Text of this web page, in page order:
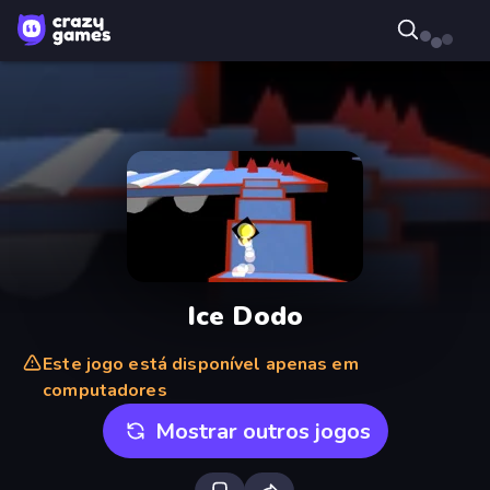
Ice Dodo
Este jogo está disponível apenas em
computadores
Mostrar outros jogos